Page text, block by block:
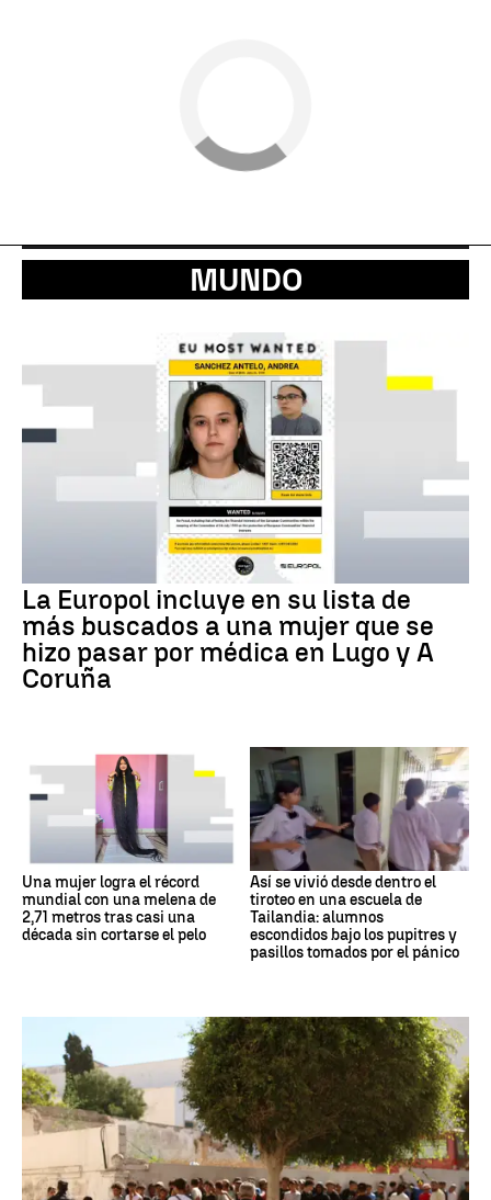
MUNDO
La Europol incluye en su lista de
más buscados a una mujer que se
hizo pasar por médica en Lugo y A
Coruña
Una mujer logra el récord
mundial con una melena de
2,71 metros tras casi una
década sin cortarse el pelo
Así se vivió desde dentro el
tiroteo en una escuela de
Tailandia: alumnos
escondidos bajo los pupitres y
pasillos tomados por el pánico